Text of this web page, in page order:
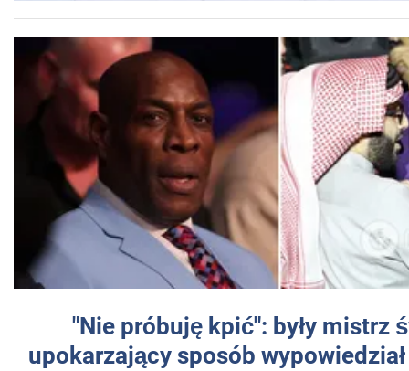
"Nie próbuję kpić": były mistrz
upokarzający sposób